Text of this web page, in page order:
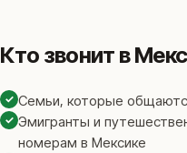
Кто звонит в
✓ Семьи, которые
✓ Эмигранты и
номерам в Мексике